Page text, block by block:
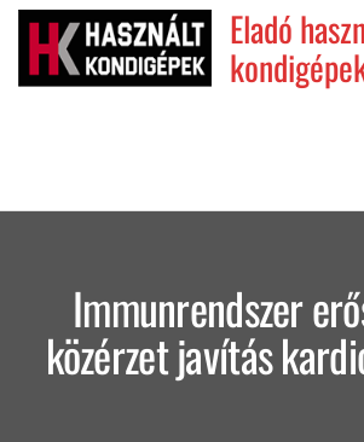
Skip
Eladó
Immunrendszer
közérzet javítás